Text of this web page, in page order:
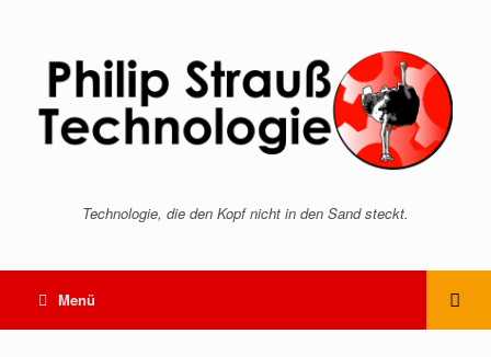
Technologie, die den Kopf nicht in den Sand steckt.
Menü